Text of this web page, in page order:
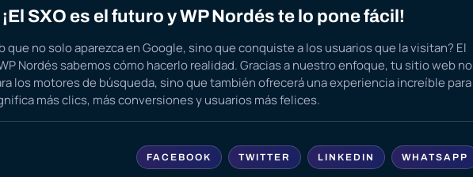
SXO es el futuro y WP Nordés te lo pone fácil!
que no solo aparezca en Google, sino que conquiste a los usuarios que la visitan? El
Nordés sabemos cómo hacerlo realidad. Gracias a nuestro enfoque, tu sitio web no
los motores de búsqueda, sino que también ofrecerá una experiencia increíble para
más clics, más conversiones y usuarios más felices.
FACEBOOK TWITTER LINKEDIN WHATSAPP